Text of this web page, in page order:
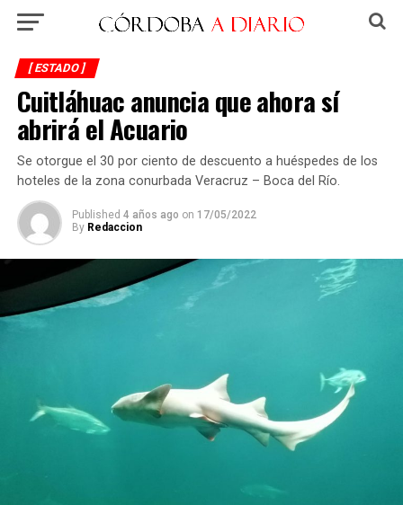
[ ESTADO ]
Cuitláhuac anuncia que ahora sí
abrirá el Acuario
Se otorgue el 30 por ciento de descuento a huéspedes de los
hoteles de la zona conurbada Veracruz – Boca del Río.
Published 4 años ago on 17/05/2022
By Redaccion